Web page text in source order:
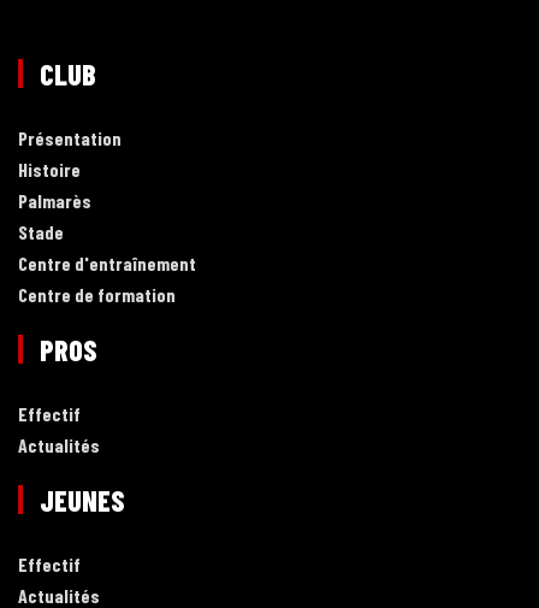
CLUB
Présentation
Histoire
Palmarès
Stade
Centre d'entraînement
Centre de formation
PROS
Effectif
Actualités
JEUNES
Effectif
Actualités